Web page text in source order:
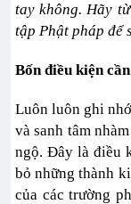
tay không. Hãy
tập Phật pháp để
Bốn điều kiện
Luôn luôn ghi
và sanh tâm
ngộ. Ðây là điều
bỏ những thành
của các trường